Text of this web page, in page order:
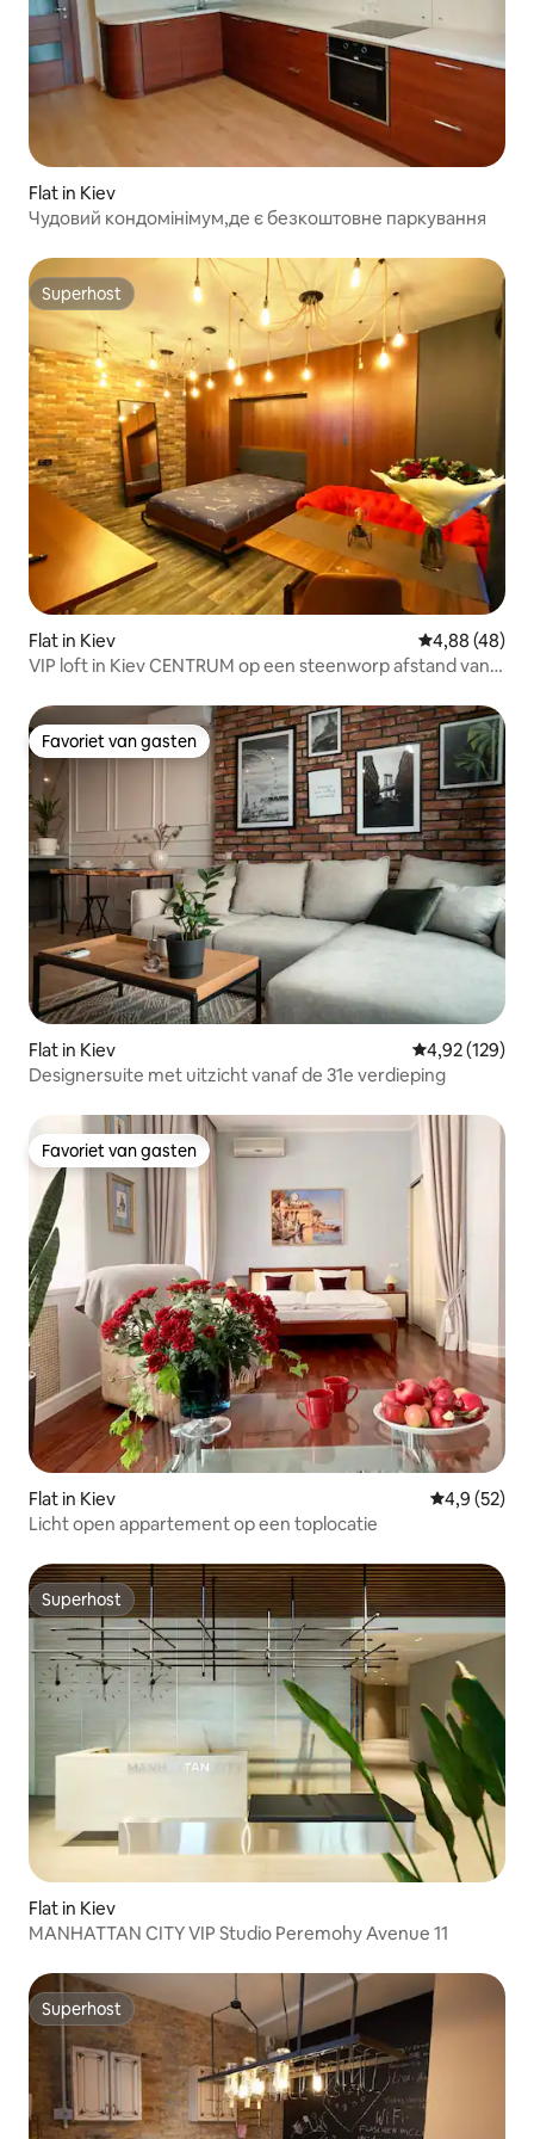
Flat in Kiev
Чудовий кондомінімум,де є безкоштовне паркування
Superhost
Superhost
Flat in Kiev Gemiddelde
4,88 (48)
VIP loft in Kiev CENTRUM op een steenworp afstand van
Favoriet van gasten
Favoriet van gasten
Flat in Kiev Gemiddelde
4,92 (129)
Designersuite met uitzicht vanaf de 31e verdieping
Favoriet van gasten
Favoriet van gasten
Flat in Kiev
4,9 (52)
Licht open appartement op een toplocatie
Superhost
Superhost
Flat in Kiev
MANHATTAN CITY VIP Studio Peremohy Avenue 11
Superhost
Superhost